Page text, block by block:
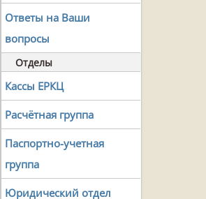
Ответы на Ваши
вопросы
Отделы
Кассы ЕРКЦ
Расчётная группа
Паспортно-учетная
группа
Юридический отдел